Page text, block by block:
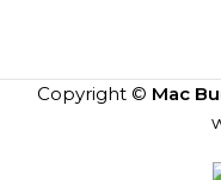
Copyright © Mac